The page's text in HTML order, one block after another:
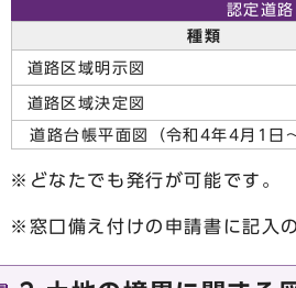
認定道
種類
道路区域明示図
道路区域決定図
道路台帳平面図（令和4年4月1日
※どなたでも発行が可能です。
※窓口備え付けの申請書に記入